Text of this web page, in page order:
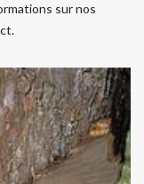
sur nos